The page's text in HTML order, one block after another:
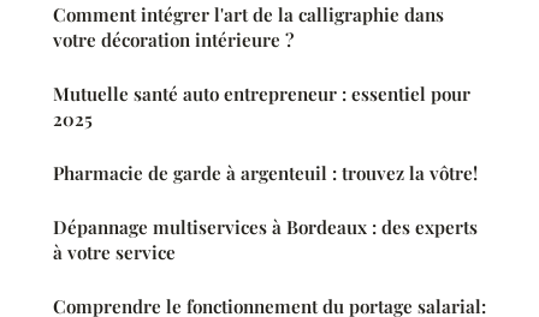
Comment intégrer l'art de la calligraphie dans
votre décoration intérieure ?
Mutuelle santé auto entrepreneur : essentiel pour
2025
Pharmacie de garde à argenteuil : trouvez la vôtre!
Dépannage multiservices à Bordeaux : des experts
à votre service
Comprendre le fonctionnement du portage salarial: